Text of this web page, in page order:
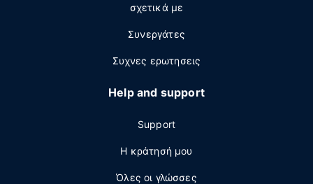
σχετικά με
Συνεργάτες
Συχνες ερωτησεις
Help and support
Support
Η κράτησή μου
Όλες οι γλώσσες